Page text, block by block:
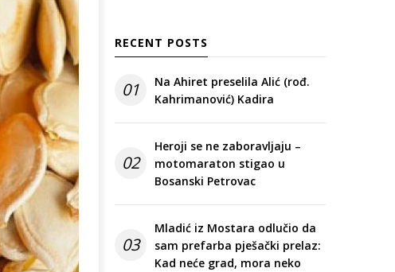
RECENT POSTS
01
Na Ahiret preselila Alić (rođ.
Kahrimanović) Kadira
02
Heroji se ne zaboravljaju –
motomaraton stigao u
Bosanski Petrovac
03
Mladić iz Mostara odlučio da
sam prefarba pješački prelaz:
Kad neće grad, mora neko